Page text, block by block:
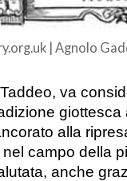
| Agnolo
va
alla
campo della
anche